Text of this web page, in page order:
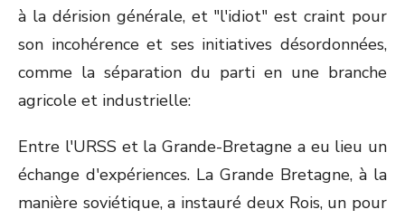
à la dérision générale, et "l'idiot" est craint pour
son incohérence et ses initiatives désordonnées,
comme la séparation du parti en une branche
agricole et industrielle:
Entre l'URSS et la Grande-Bretagne a eu lieu un
échange d'expériences. La Grande Bretagne, à la
manière soviétique, a instauré deux Rois, un pour